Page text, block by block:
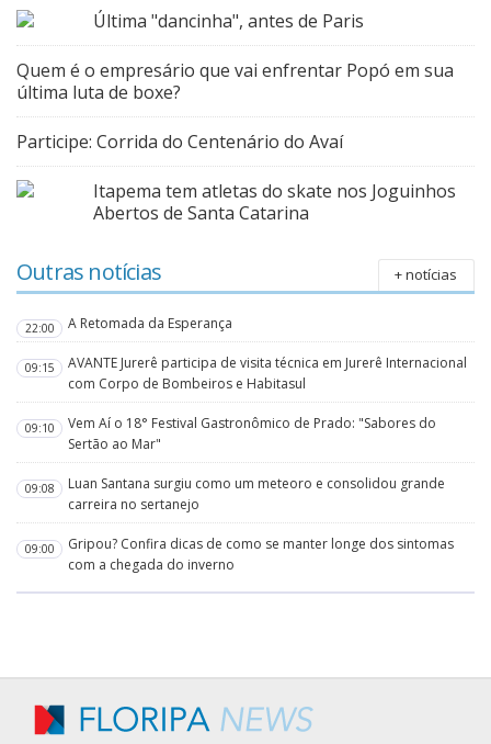
Última "dancinha", antes de Paris
Quem é o empresário que vai enfrentar Popó em sua
última luta de boxe?
Participe: Corrida do Centenário do Avaí
Itapema tem atletas do skate nos Joguinhos
Abertos de Santa Catarina
Outras notícias + notícias
22:00 A Retomada da Esperança
09:15
AVANTE Jurerê participa de visita técnica em Jurerê Internacional
com Corpo de Bombeiros e Habitasul
09:10
Vem Aí o 18° Festival Gastronômico de Prado: "Sabores do
Sertão ao Mar"
09:08
Luan Santana surgiu como um meteoro e consolidou grande
carreira no sertanejo
09:00
Gripou? Confira dicas de como se manter longe dos sintomas
com a chegada do inverno